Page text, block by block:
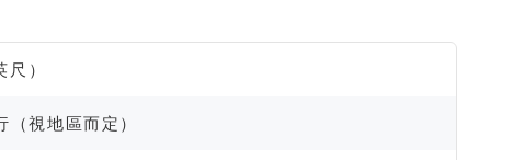
）
視地區而定）